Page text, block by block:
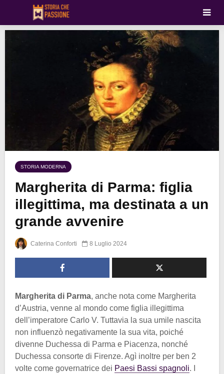
STORIA MODERNA
Margherita di Parma: figlia
illegittima, ma destinata a un
grande avvenire
Caterina Conforti 8 Luglio 2024
Margherita di Parma, anche nota come Margherita
d’Austria, venne al mondo come figlia illegittima
dell’imperatore Carlo V. Tuttavia la sua umile nascita
non influenzò negativamente la sua vita, poiché
divenne Duchessa di Parma e Piacenza, nonché
Duchessa consorte di Firenze. Agì inoltre per ben 2
volte come governatrice dei Paesi Bassi spagnoli. I